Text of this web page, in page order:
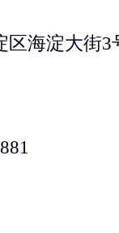
区海淀大街3